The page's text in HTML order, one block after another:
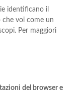
identificano il
voi come un
Per maggiori
del browser e